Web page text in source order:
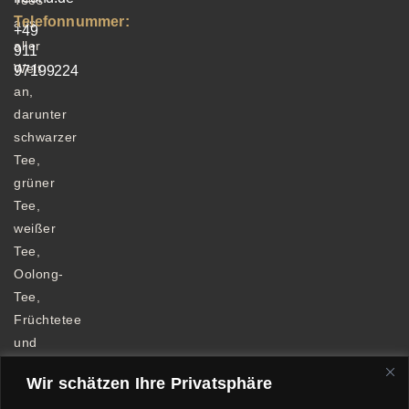
Wir schätzen Ihre Privatsphäre
aus
aller
Welt
an,
darunter
schwarzer
Tee,
grüner
Tee,
weißer
Tee,
Oolong-
Tee,
Früchtetee
und
Telefonnummer:
+49
911
97199224